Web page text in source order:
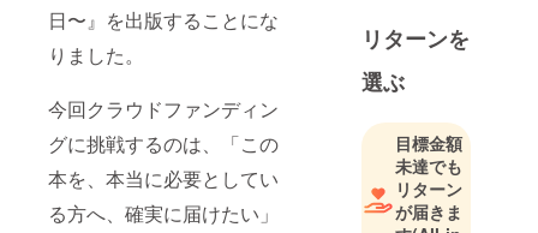
日〜』を出版することにな
りました。
今回クラウドファンディン
グに挑戦するのは、「この
本を、本当に必要としてい
る方へ、確実に届けたい」
日間の入院
生活を経験
する。
小さく生ま
れた命との
日々を通し
て、「立ち
リターンを
選ぶ
目標金額
未達でも
リターン
が届きま